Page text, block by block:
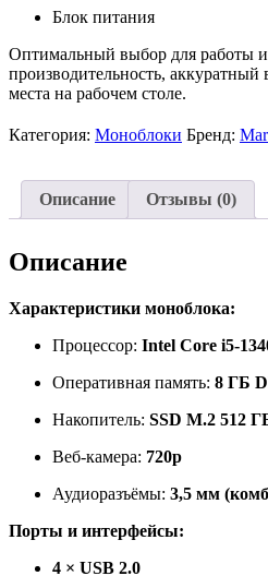
Блок питания
Оптимальный выбор для работы
производительность,
места на рабочем столе.
Категория: Моноблоки Бренд:
Описание Отзывы (0)
Описание
Характеристики моноблока:
Процессор: Intel Core i5-
Оперативная память: 8 ГБ
Накопитель: SSD M.2 512
Веб-камера: 720p
Аудиоразъёмы: 3,5 мм
Порты и интерфейсы:
4 × USB 2.0